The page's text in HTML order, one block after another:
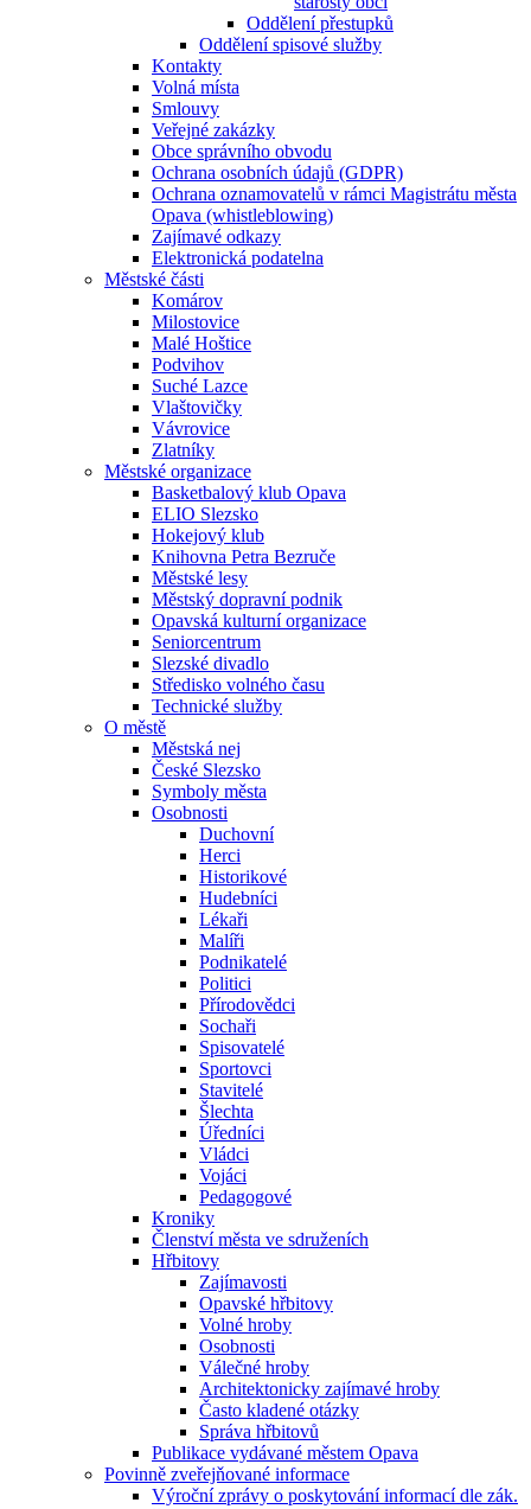
Oddělení přestupků
Oddělení spisové služby
Kontakty
Volná místa
Smlouvy
Veřejné zakázky
Obce správního obvodu
Ochrana osobních údajů (GDPR)
Ochrana oznamovatelů v rámci Magistrátu města
Opava (whistleblowing)
Zajímavé odkazy
Elektronická podatelna
Městské části
Komárov
Milostovice
Malé Hoštice
Podvihov
Suché Lazce
Vlaštovičky
Vávrovice
Zlatníky
Městské organizace
Basketbalový klub Opava
ELIO Slezsko
Hokejový klub
Knihovna Petra Bezruče
Městské lesy
Městský dopravní podnik
Opavská kulturní organizace
Seniorcentrum
Slezské divadlo
Středisko volného času
Technické služby
O městě
Městská nej
České Slezsko
Symboly města
Osobnosti
Duchovní
Herci
Historikové
Hudebníci
Lékaři
Malíři
Podnikatelé
Politici
Přírodovědci
Sochaři
Spisovatelé
Sportovci
Stavitelé
Šlechta
Úředníci
Vládci
Vojáci
Pedagogové
Kroniky
Členství města ve sdruženích
Hřbitovy
Zajímavosti
Opavské hřbitovy
Volné hroby
Osobnosti
Válečné hroby
Architektonicky zajímavé hroby
Často kladené otázky
Správa hřbitovů
Publikace vydávané městem Opava
Povinně zveřejňované informace
Výroční zprávy o poskytování informací dle zák.